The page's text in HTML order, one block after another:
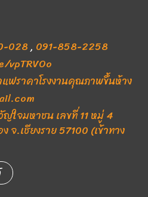
028, 091-858-2258
ฟราคาโรงงานคุณภาพขึ้นห้าง
ญใจมหาชน เลขที่ 11 หมู่ 4
จ.เชียงราย 57100 (เข้าทาง